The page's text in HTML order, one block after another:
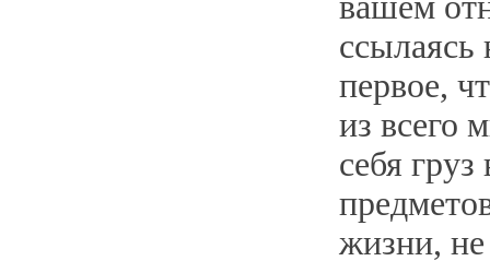
ссылаясь
первое,
из всего
себя
жизни, не